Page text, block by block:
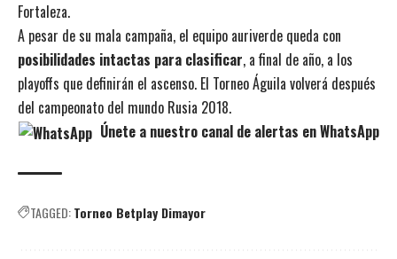
Fortaleza.
A pesar de su mala campaña, el equipo auriverde queda con
posibilidades intactas para clasificar, a final de año, a los
playoffs que definirán el ascenso. El Torneo Águila volverá después
del campeonato del mundo Rusia 2018.
Únete a nuestro canal de alertas en WhatsApp
TAGGED:Torneo Betplay Dimayor